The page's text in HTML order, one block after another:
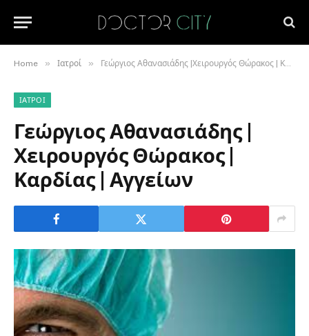
Home » Ιατροί » Γεώργιος Αθανασιάδης |Χειρουργός Θώρακος | Καρδίας | Αγγείων
ΙΑΤΡΟΊ
Γεώργιος Αθανασιάδης |
Χειρουργός Θώρακος |
Καρδίας | Αγγείων